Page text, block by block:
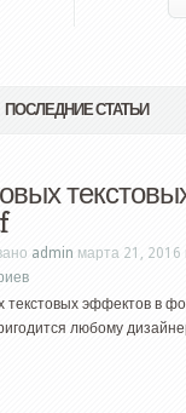
ПОСЛЕДНИЕ СТАТЬИ
admin марта 21, 2016
текстовых эффектов в
любому